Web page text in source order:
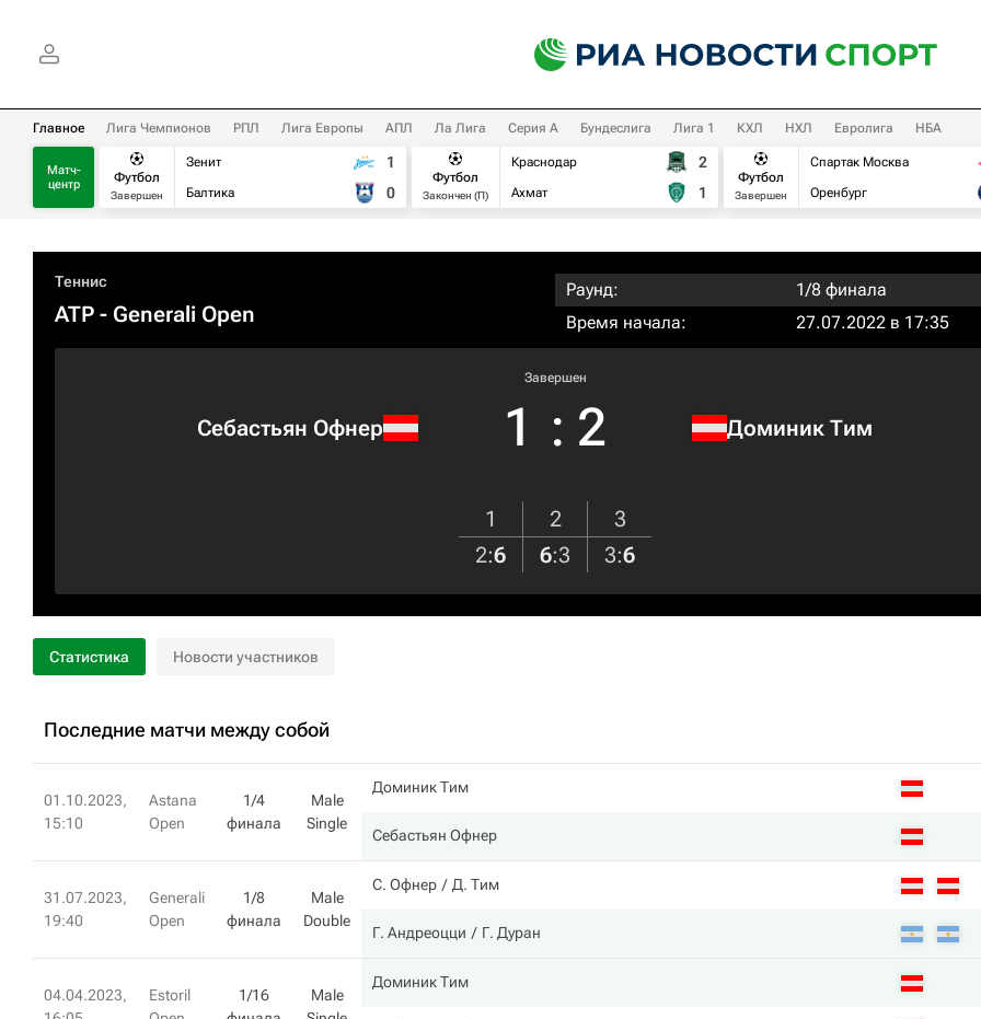
Главное Лига Чемпионов РПЛ Лига Европы АПЛ Ла Лига Серия А Бундеслига Лига 1 КХЛ НХЛ Евролига НБА
Матч-
центр
Футбол
Завершен
Зенит
Балтика
1
0
Футбол
Закончен (П)
Краснодар
Ахмат
2
1
Футбол
Завершен
Спартак Москва
Оренбург
Теннис
ATP - Generali Open
Раунд:
1/8 финала
Время начала:
27.07.2022 в 17:35
Себастьян Офнер
Завершен
1 : 2 Доминик Тим
1 2
3
2:6 6:3 3:6
Статистика Новости участников
Последние матчи между собой
01.10.2023,
15:10
Astana
Open
1/4
финала
Male
Single
Доминик Тим
Себастьян Офнер
31.07.2023,
19:40
Generali
Open
1/8
финала
Male
Double
С. Офнер Д. Тим
Г. Андреоцци Г. Дуран
04.04.2023,
Estoril
1/16
Male
Доминик Тим